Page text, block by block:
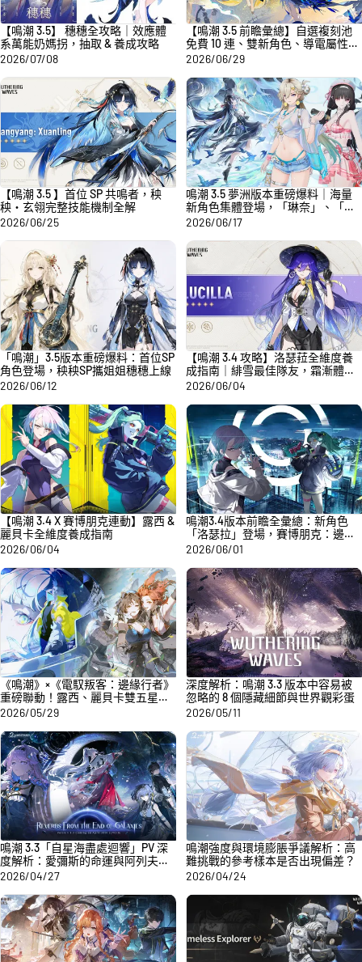
【鳴潮 3.5】 穗穗全攻略｜效應體
系萬能奶媽拐，抽取 & 養成攻略
2026/07/08
【鳴潮 3.5 前瞻彙總】自選複刻池
免費 10 連、雙新角色、導電屬性漂
泊者、夢州新地圖上線
2026/06/29
【鳴潮 3.5 】首位 SP 共鳴者，秧
秧・玄翎完整技能機制全解
2026/06/25
鳴潮 3.5 夢洲版本重磅爆料｜海量
新角色集體登場，「琳奈」、「千
咲」夏日泳裝皮膚實機曝光
2026/06/17
「鳴潮」3.5版本重磅爆料：首位SP
角色登場，秧秧SP攜姐姐穗穗上線
2026/06/12
【鳴潮 3.4 攻略】洛瑟菈全維度養
成指南｜緋雪最佳隊友，霜漸體系
核心輔 C
2026/06/04
【鳴潮 3.4 X 賽博朋克連動】露西 &
麗貝卡全維度養成指南
2026/06/04
鳴潮3.4版本前瞻全彙總：新角色
「洛瑟拉」登場，賽博朋克：邊緣
行者聯動重磅開啟
2026/06/01
《鳴潮》×《電馭叛客：邊緣行者》
重磅聯動！露西、麗貝卡雙五星角
色登場，麗貝卡免費獲取
2026/05/29
深度解析：鳴潮 3.3 版本中容易被
忽略的 8 個隱藏細節與世界觀彩蛋
2026/05/11
鳴潮 3.3「自星海盡處迴響」PV 深
度解析：愛彌斯的命運與阿列夫一
的甦醒
2026/04/27
鳴潮強度與環境膨脹爭議解析：高
難挑戰的參考樣本是否出現偏差？
2026/04/24